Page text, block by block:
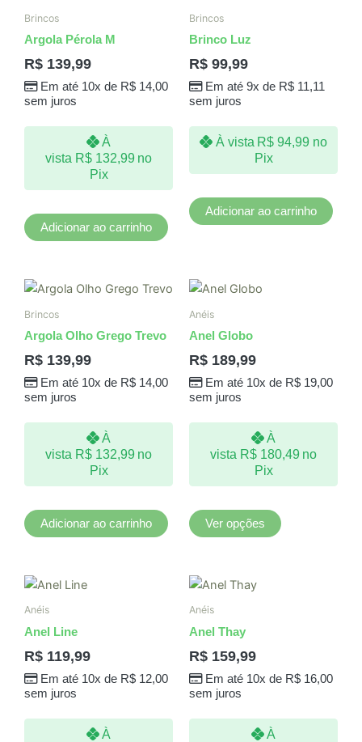
Brincos
Argola Pérola M
R$ 139,99
Em até 10x de R$14,00
sem juros
À
vista R$132,99 no
Pix
Adicionar ao carrinho
Brincos
Brinco Luz
R$ 99,99
Em até 9x de R$11,11
sem juros
À vista R$ 94,99 no
Pix
Adicionar ao carrinho
Brincos
Argola Olho Grego Trevo
R$ 139,99
Em até 10x de R$14,00
sem juros
À
vista R$132,99 no
Pix
Adicionar ao carrinho
Anéis
Anel Globo
R$ 189,99
Em até 10x de R$19,00
sem juros
À
vista R$180,49 no
Pix
Ver opções
As
podem
escolhidas
do
Anéis
Anel Line
R$ 119,99
Em até 10x de R$12,00
sem juros
À
As
podem
Anéis
Anel Thay
R$ 159,99
Em até 10x de R$16,00
sem juros
À